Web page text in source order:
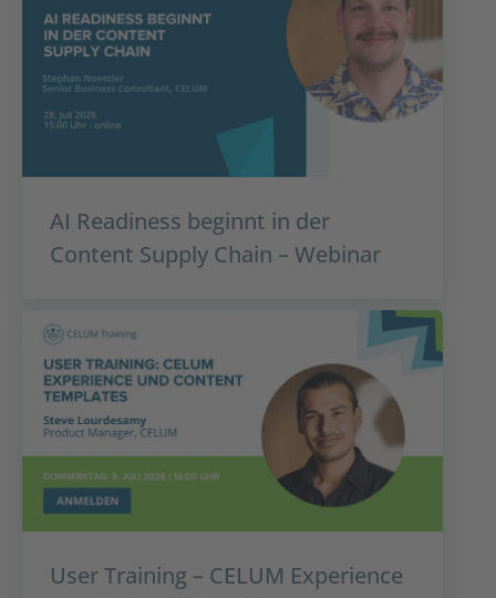
AI Readiness beginnt in der
Content Supply Chain – Webinar
User Training – CELUM Experience